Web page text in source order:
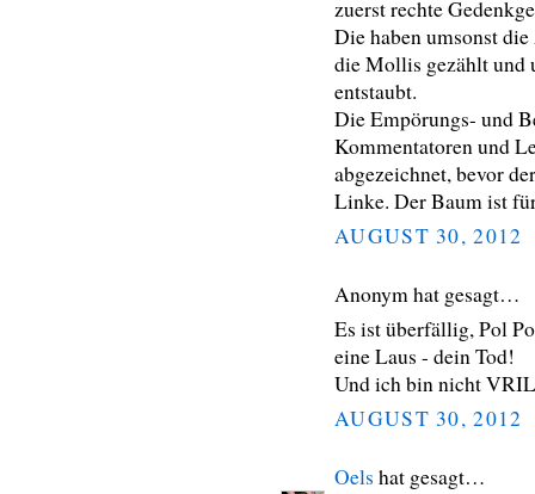
zuerst rechte
Die haben umsonst
die Mollis gezählt und
entstaubt.
Die Empörungs- und
Kommentatoren und
abgezeichnet, bevor
Linke. Der Baum ist
AUGUST 30, 2012
Anonym hat gesagt…
Es ist überfällig, Pol
eine Laus - dein Tod!
Und ich bin nicht
AUGUST 30, 2012
Oels hat gesagt…